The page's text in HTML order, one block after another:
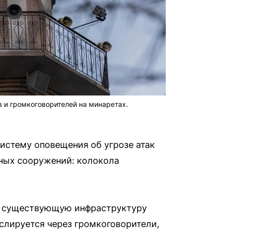
громкоговорителей на минаретах.
оповещения об угрозе атак
сооружений: колокола
существующую инфраструктуру
через громкоговорители,